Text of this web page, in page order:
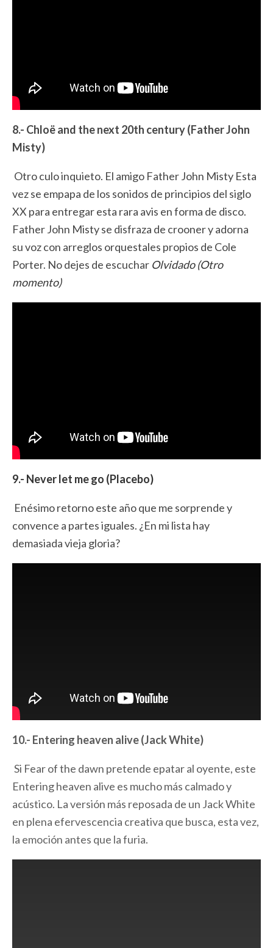
8.- Chloë and the next 20th century (Father John
Misty)
Otro culo inquieto. El amigo Father John Misty Esta
vez se empapa de los sonidos de principios del siglo
XX para entregar esta rara avis en forma de disco.
Father John Misty se disfraza de crooner y adorna
su voz con arreglos orquestales propios de Cole
Porter. No dejes de escuchar Olvidado (Otro
momento)
9.- Never let me go (Placebo)
Enésimo retorno este año que me sorprende y
convence a partes iguales. ¿En mi lista hay
demasiada vieja gloria?
10.- Entering heaven alive (Jack White)
Si Fear of the dawn pretende epatar al oyente, este
Entering heaven alive es mucho más calmado y
acústico. La versión más reposada de un Jack White
en plena efervescencia creativa que busca, esta vez,
la emoción antes que la furia.